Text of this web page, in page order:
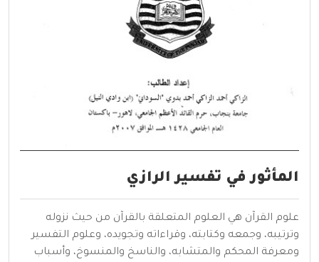
المأثور في تفسير الرازي
علوم القرآن هي العلوم المتعلقة بالقرآن من حيث نزوله
وترتيبه، وجمعه وكتابته، وقراءاته وتجويده، وعلوم التفسير
ومعرفة المحكم والمتشابه، والناسخ والمنسوخ، وأسباب